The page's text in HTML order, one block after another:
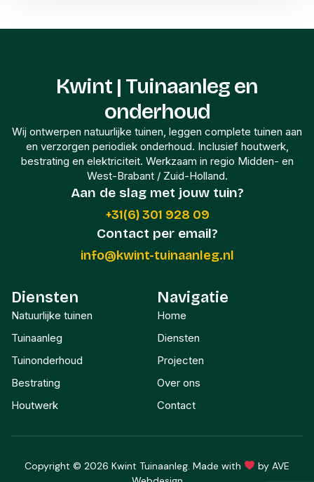
Kwint | Tuinaanleg en
onderhoud
Wij ontwerpen natuurlijke tuinen, leggen complete tuinen aan
en verzorgen periodiek onderhoud. Inclusief houtwerk,
bestrating en elektriciteit. Werkzaam in regio Midden- en
West-Brabant / Zuid-Holland.
Aan de slag met jouw tuin?
+31(6) 301 928 09
Contact per email?
info@kwint-tuinaanleg.nl
Diensten
Natuurlijke tuinen
Tuinaanleg
Tuinonderhoud
Bestrating
Houtwerk
Navigatie
Home
Diensten
Projecten
Over ons
Contact
Copyright © 2026 Kwint Tuinaanleg. Made with
by AVE